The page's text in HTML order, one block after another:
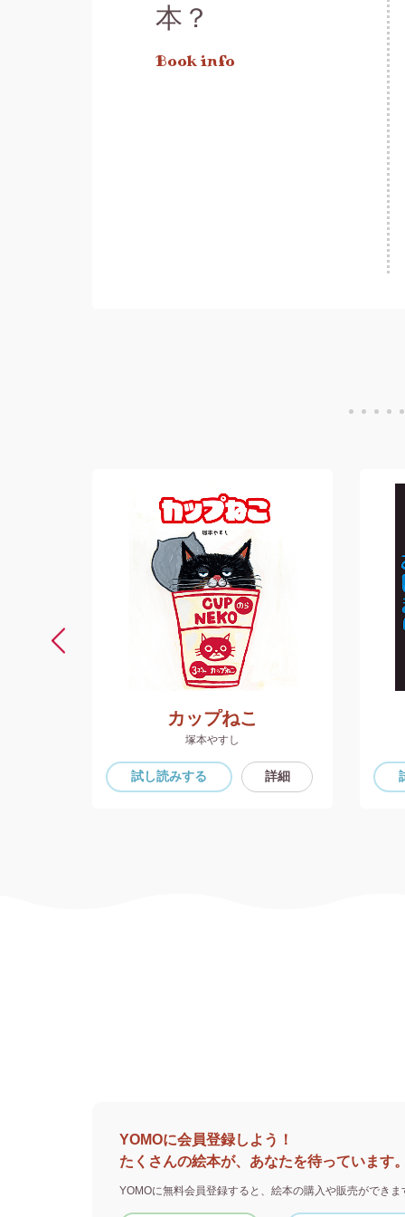
本？
Book info
カップねこ
塚本やすし
試し読みする 詳細
YOMOに会員登録しよう！
たくさんの絵本が、あなたを待っています
YOMOに無料会員登録すると、 絵本の購入や販売ができま